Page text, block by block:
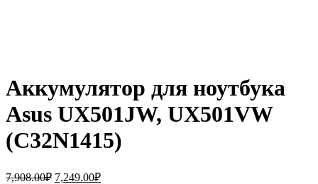
Аккумулятор для ноутбука
Asus UX501JW, UX501VW
(C32N1415)
7,908.00₽ Первоначальная
7,249.00₽Текущая